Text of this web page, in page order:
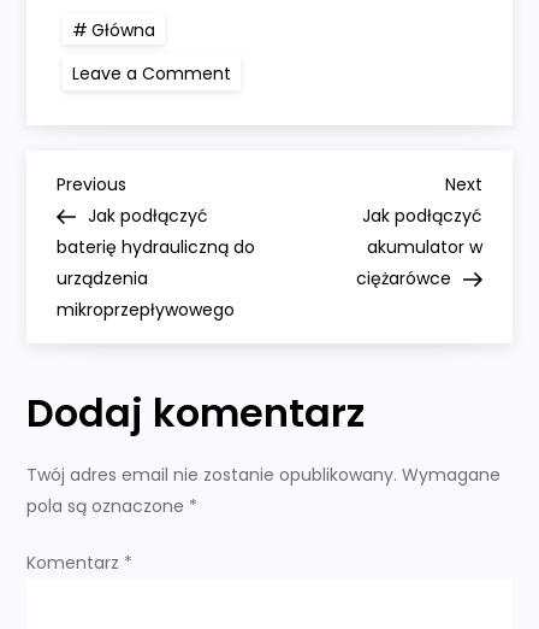
Główna
Leave a Comment
beczkę
N
a
w
g
a
Previous
Post
Previous
Jak podłączyć
baterię hydrauliczną do
urządzenia
mikroprzepływowego
Next
Post
Next
Jak podłączyć
akumulator w
ciężarówce
Dodaj komentarz
Twój adres email nie zostanie opublikowany. Wymagane
pola są oznaczone *
Komentarz *